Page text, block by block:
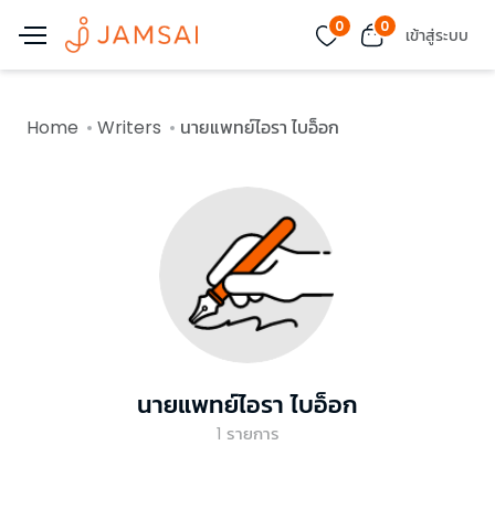
0 0 เข้าสู่ระบบ
Home Writers นายแพทย์ไอรา ไบอ็อก
นายแพทย์ไอรา ไบอ็อก
1 รายการ